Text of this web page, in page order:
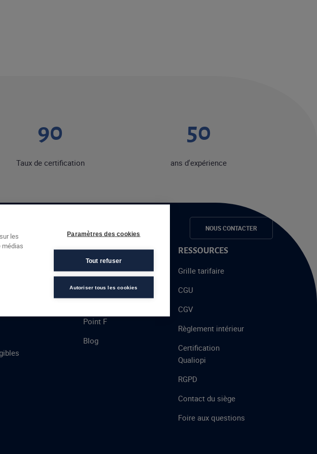
Espace candidats NOUS CONTACTER
90
Taux de certification
50
ans d'expérience
À PROPOS
Talent
Point F
Blog
RESSOURCES
Grille tarifaire
CGU
CGV
Règlement intérieur
Certification
Qualiopi
RGPD
Contact du siège
Foire aux questions
les
médias
Paramètres des cookies
Tout refuser
Autoriser tous les cookies